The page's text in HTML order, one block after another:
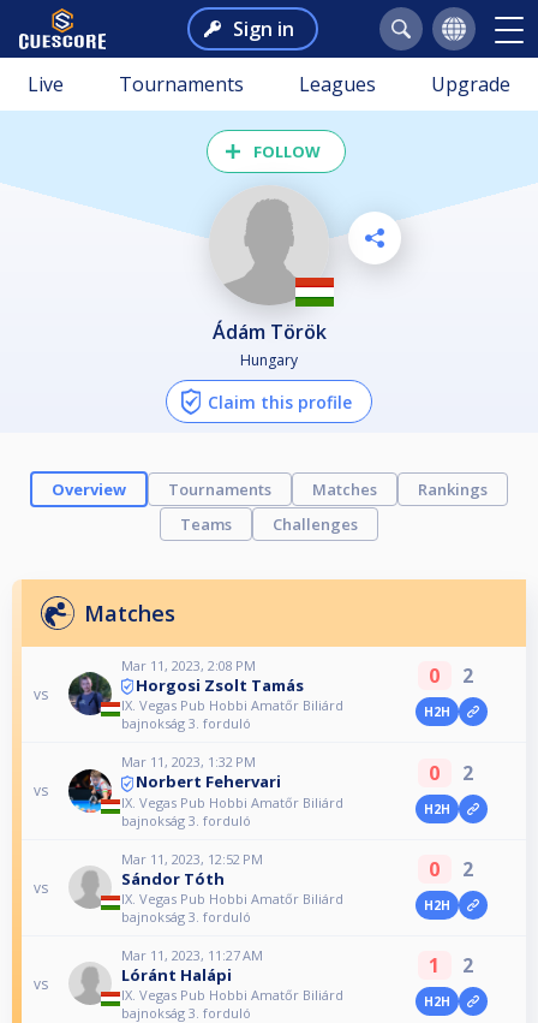
Sign in
Live Tournaments Leagues Upgrade
FOLLOW
Ádám Török
Hungary
Claim this profile
Overview Tournaments Matches
Rankings
Teams
Challenges
Matches
vs
Mar 11, 2023, 2:08 PM
Horgosi Zsolt Tamás
IX. Vegas Pub Hobbi Amatőr Biliárd
bajnokság 3. forduló
0 2
H2H
vs
Mar 11, 2023, 1:32 PM
Norbert Fehervari
IX. Vegas Pub Hobbi Amatőr Biliárd
bajnokság 3. forduló
0 2
H2H
vs
Mar 11, 2023, 12:52 PM
Sándor Tóth
IX. Vegas Pub Hobbi Amatőr Biliárd
bajnokság 3. forduló
0 2
H2H
vs
Mar 11, 2023, 11:27 AM
Lóránt Halápi
IX. Vegas Pub Hobbi Amatőr Biliárd
bajnokság 3. forduló
1 2
H2H